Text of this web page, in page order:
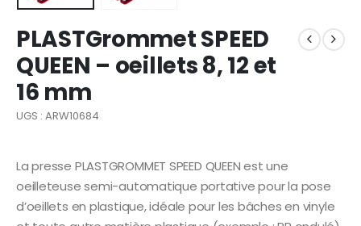
PLASTGrommet SPEED
QUEEN – oeillets 8, 12 et
16 mm
UGS : ARW10684
La presse PLASTGROMMET SPEED QUEEN est une
oeilleteuse semi-automatique portative pour la pose
d’oeillets en plastique, idéale pour les bâches en vinyle